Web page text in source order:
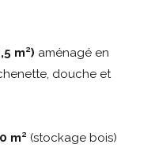
m²) aménagé en
douche et
m² (stockage bois)